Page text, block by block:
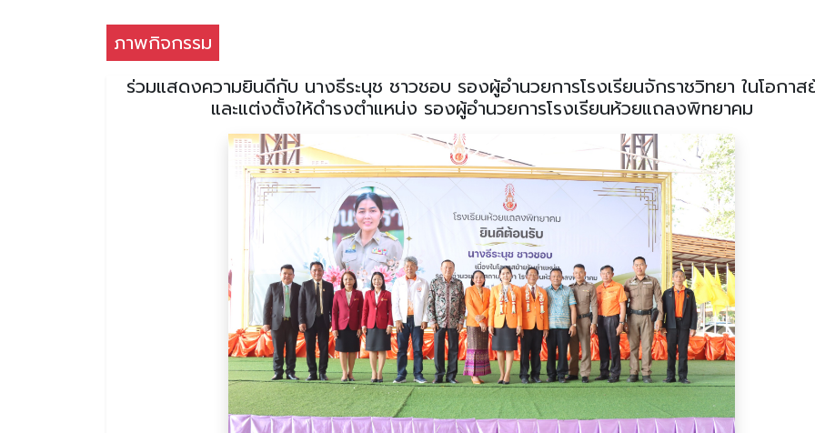
ภาพกิจกรรม
ร่วมแสดงความยินดีกับ นางธีระนุช ชาวชอบ รองผู้อำนวยการโรงเรียนจักราชวิทยา ในโอกาส
และแต่งตั้งให้ดำรงตำแหน่ง รองผู้อำนวยการโรงเรียนห้วยแถลงพิทยาคม